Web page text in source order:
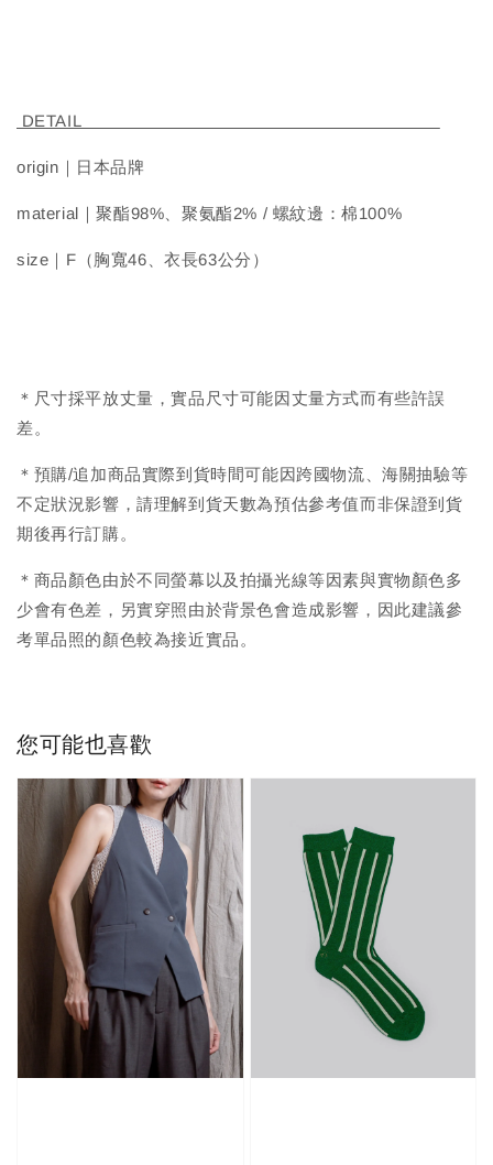
DETAIL
origin｜日本品牌
material｜聚酯98%、聚氨酯2% / 螺紋邊：棉100%
size｜F（胸寬46、衣長63公分）
＊尺寸採平放丈量，實品尺寸可能因丈量方式而有些許誤
差。
＊預購/追加商品實際到貨時間可能因跨國物流、海關抽驗等
不定狀況影響，請理解到貨天數為預估參考值而非保證到貨
期後再行訂購。
＊商品顏色由於不同螢幕以及拍攝光線等因素與實物顏色多
少會有色差，另實穿照由於背景色會造成影響，因此建議參
考單品照的顏色較為接近實品。
您可能也喜歡